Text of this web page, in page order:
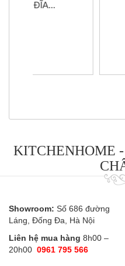
KITCHENHOME
Showroom: Số 686 đường
Láng, Đống Đa, Hà Nội
Liên hệ mua hàng 8h00 –
20h00 0961 795 566